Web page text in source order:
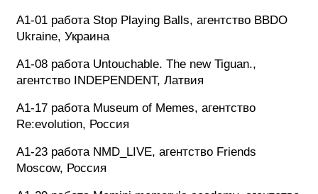
A1-01 работа Stop Playing Balls, агентство BBDO
Ukraine, Украина
A1-08 работа Untouchable. The new Tiguan.,
агентство INDEPENDENT, Латвия
A1-17 работа Museum of Memes, агентство
Re:evolution, Россия
A1-23 работа NMD_LIVE, агентство Friends
Moscow, Россия